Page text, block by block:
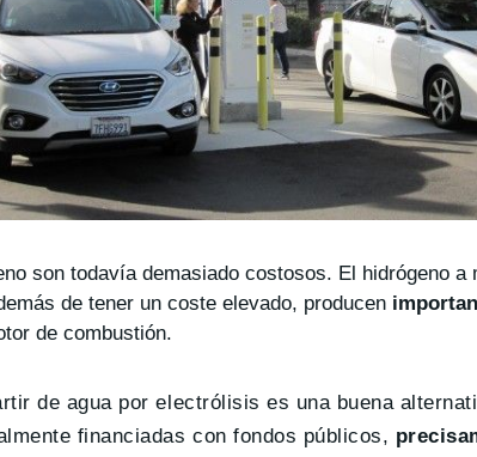
son todavía demasiado costosos. El hidrógeno a
de tener un coste elevado, producen
de combustión.
de agua por electrólisis es una buena
financiadas con fondos públicos,